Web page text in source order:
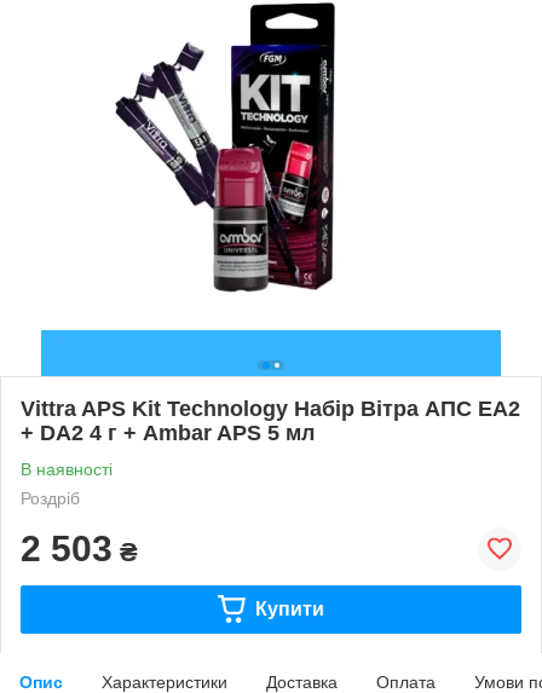
Vittra APS Kit Technology Набір Вітра АПС EA2
+ DA2 4 г + Ambar APS 5 мл
В наявності
Роздріб
2 503 ₴
Купити
Опис Характеристики Доставка Оплата Умови